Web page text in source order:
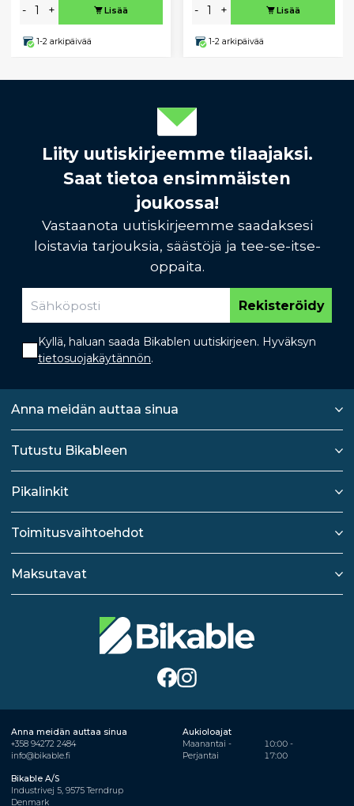
- + Lisää
1-2 arkipäivää
- + Lisää
1-2 arkipäivää
Liity uutiskirjeemme tilaajaksi.
Saat tietoa ensimmäisten
joukossa!
Vastaanota uutiskirjeemme saadaksesi
loistavia tarjouksia, säästöjä ja tee-se-itse-
oppaita.
Rekisteröidy
Kyllä, haluan saada Bikablen uutiskirjeen. Hyväksyn
tietosuojakäytännön.
Anna meidän auttaa sinua
Tutustu Bikableen
Pikalinkit
Toimitusvaihtoehdot
Maksutavat
Anna meidän auttaa sinua
+358 94272 2484
info@bikable.fi
Aukioloajat
Maanantai -
Perjantai
10:00 -
17:00
Bikable A/S
Industrivej 5, 9575 Terndrup
Denmark